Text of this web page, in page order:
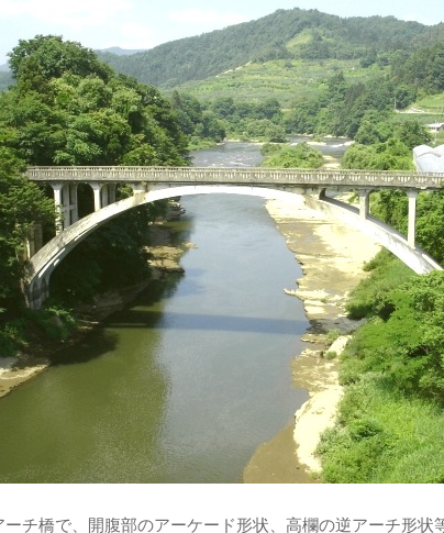
チ橋で、開腹部のアーケード形状、高欄の逆アーチ形状